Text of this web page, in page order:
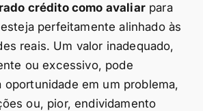
crédito como avaliarpara
perfeitamente alinhado às
reais. Um valor inadequado,
ou excessivo, pode
oportunidade em um problema,
ou, pior, endividamento